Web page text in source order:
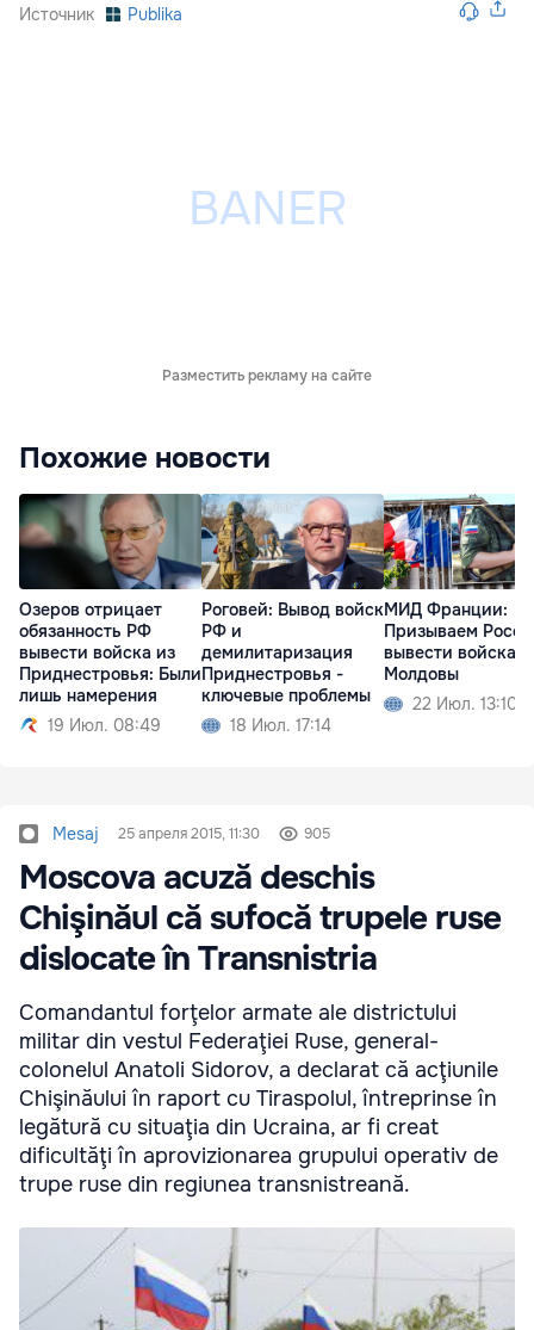
Источник Publika
Разместить рекламу на сайте
Похожие новости
Озеров отрицает
обязанность РФ
вывести войска из
Приднестровья: Были
лишь намерения
19 Июл. 08:49
Роговей: Вывод войск
РФ и
демилитаризация
Приднестровья -
ключевые проблемы
18 Июл. 17:14
МИД Франции:
Призываем
вывести войска
Молдовы
22 Июл. 13:10
Mesaj 25 апреля 2015, 11:30 905
Moscova acuză deschis
Chişinăul că sufocă trupele ruse
dislocate în Transnistria
Comandantul forţelor armate ale districtului
militar din vestul Federaţiei Ruse, general-
colonelul Anatoli Sidorov, a declarat că acţiunile
Chişinăului în raport cu Tiraspolul, întreprinse în
legătură cu situaţia din Ucraina, ar fi creat
dificultăţi în aprovizionarea grupului operativ de
trupe ruse din regiunea transnistreană.